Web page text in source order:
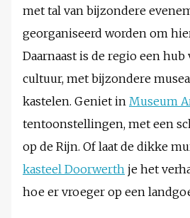
met tal van bijzondere
georganiseerd worden om
Daarnaast is de regio een
cultuur, met bijzondere
kastelen. Geniet in Museum
tentoonstellingen, met een
op de Rijn. Of laat de dikke
kasteel Doorwerth je het
hoe er vroeger op een